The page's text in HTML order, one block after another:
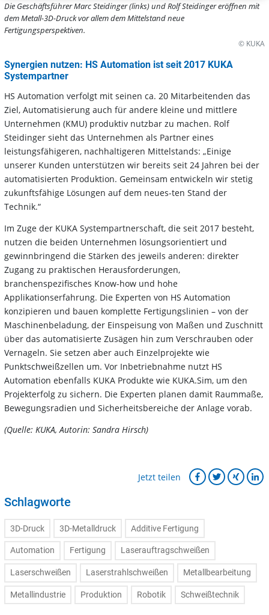
Die Geschäftsführer Marc Steidinger (links) und Rolf Steidinger eröffnen mit
dem Metall-3D-Druck vor allem dem Mittelstand neue
Fertigungsperspektiven.
© KUKA
Synergien nutzen: HS Automation ist seit 2017 KUKA
Systempartner
HS Automation verfolgt mit seinen ca. 20 Mitarbeitenden das
Ziel, Automatisierung auch für andere kleine und mittlere
Unternehmen (KMU) produktiv nutzbar zu machen. Rolf
Steidinger sieht das Unternehmen als Partner eines
leistungsfähigeren, nachhaltigeren Mittelstands: „Einige
unserer Kunden unterstützen wir bereits seit 24 Jahren bei der
automatisierten Produktion. Gemeinsam entwickeln wir stetig
zukunftsfähige Lösungen auf dem neues-ten Stand der
Technik.“
Im Zuge der KUKA Systempartnerschaft, die seit 2017 besteht,
nutzen die beiden Unternehmen lösungsorientiert und
gewinnbringend die Stärken des jeweils anderen: direkter
Zugang zu praktischen Herausforderungen,
branchenspezifisches Know-how und hohe
Applikationserfahrung. Die Experten von HS Automation
konzipieren und bauen komplette Fertigungslinien – von der
Maschinenbeladung, der Einspeisung von Maßen und Zuschnitt
über das automatisierte Zusägen hin zum Verschrauben oder
Vernageln. Sie setzen aber auch Einzelprojekte wie
Punktschweißzellen um. Vor Inbetriebnahme nutzt HS
Automation ebenfalls KUKA Produkte wie KUKA.Sim, um den
Projekterfolg zu sichern. Die Experten planen damit Raummaße,
Bewegungsradien und Sicherheitsbereiche der Anlage vorab.
(Quelle: KUKA, Autorin: Sandra Hirsch)
Jetzt teilen
Schlagworte
3D-Druck 3D-Metalldruck Additive Fertigung
Automation Fertigung Laserauftragschweißen
Laserschweißen Laserstrahlschweißen Metallbearbeitung
Metallindustrie Produktion Robotik Schweißtechnik